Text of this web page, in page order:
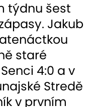
týdnu šest
Jakub
staré
4:0 a v
Stredě
v prvním